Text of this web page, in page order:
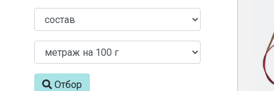
Отбор